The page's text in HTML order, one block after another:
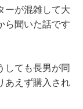
ーが混雑して大
ら聞いた話です
しても長男が同
あえず購入され